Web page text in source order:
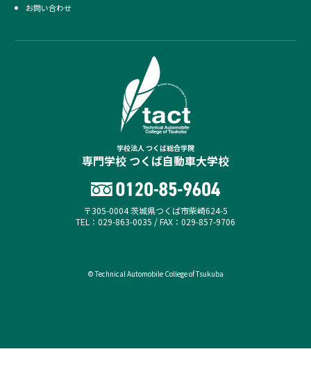
お問い合わせ
学校法人 つくば総合学院
専門学校 つくば自動車大学校
〒305-0004 茨城県つくば市柴崎624-5
TEL：029-863-0035 / FAX：029-857-9706
© Technical Automobile College of Tsukuba